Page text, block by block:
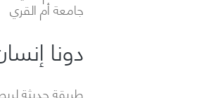
جامعة أم القري
دونا
طريقة حديثة